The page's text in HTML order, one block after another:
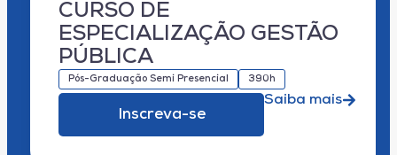
CURSO DE
ESPECIALIZAÇÃO GESTÃO
PÚBLICA
Pós-Graduação Semi Presencial 390h
Inscreva-se
Saiba mais